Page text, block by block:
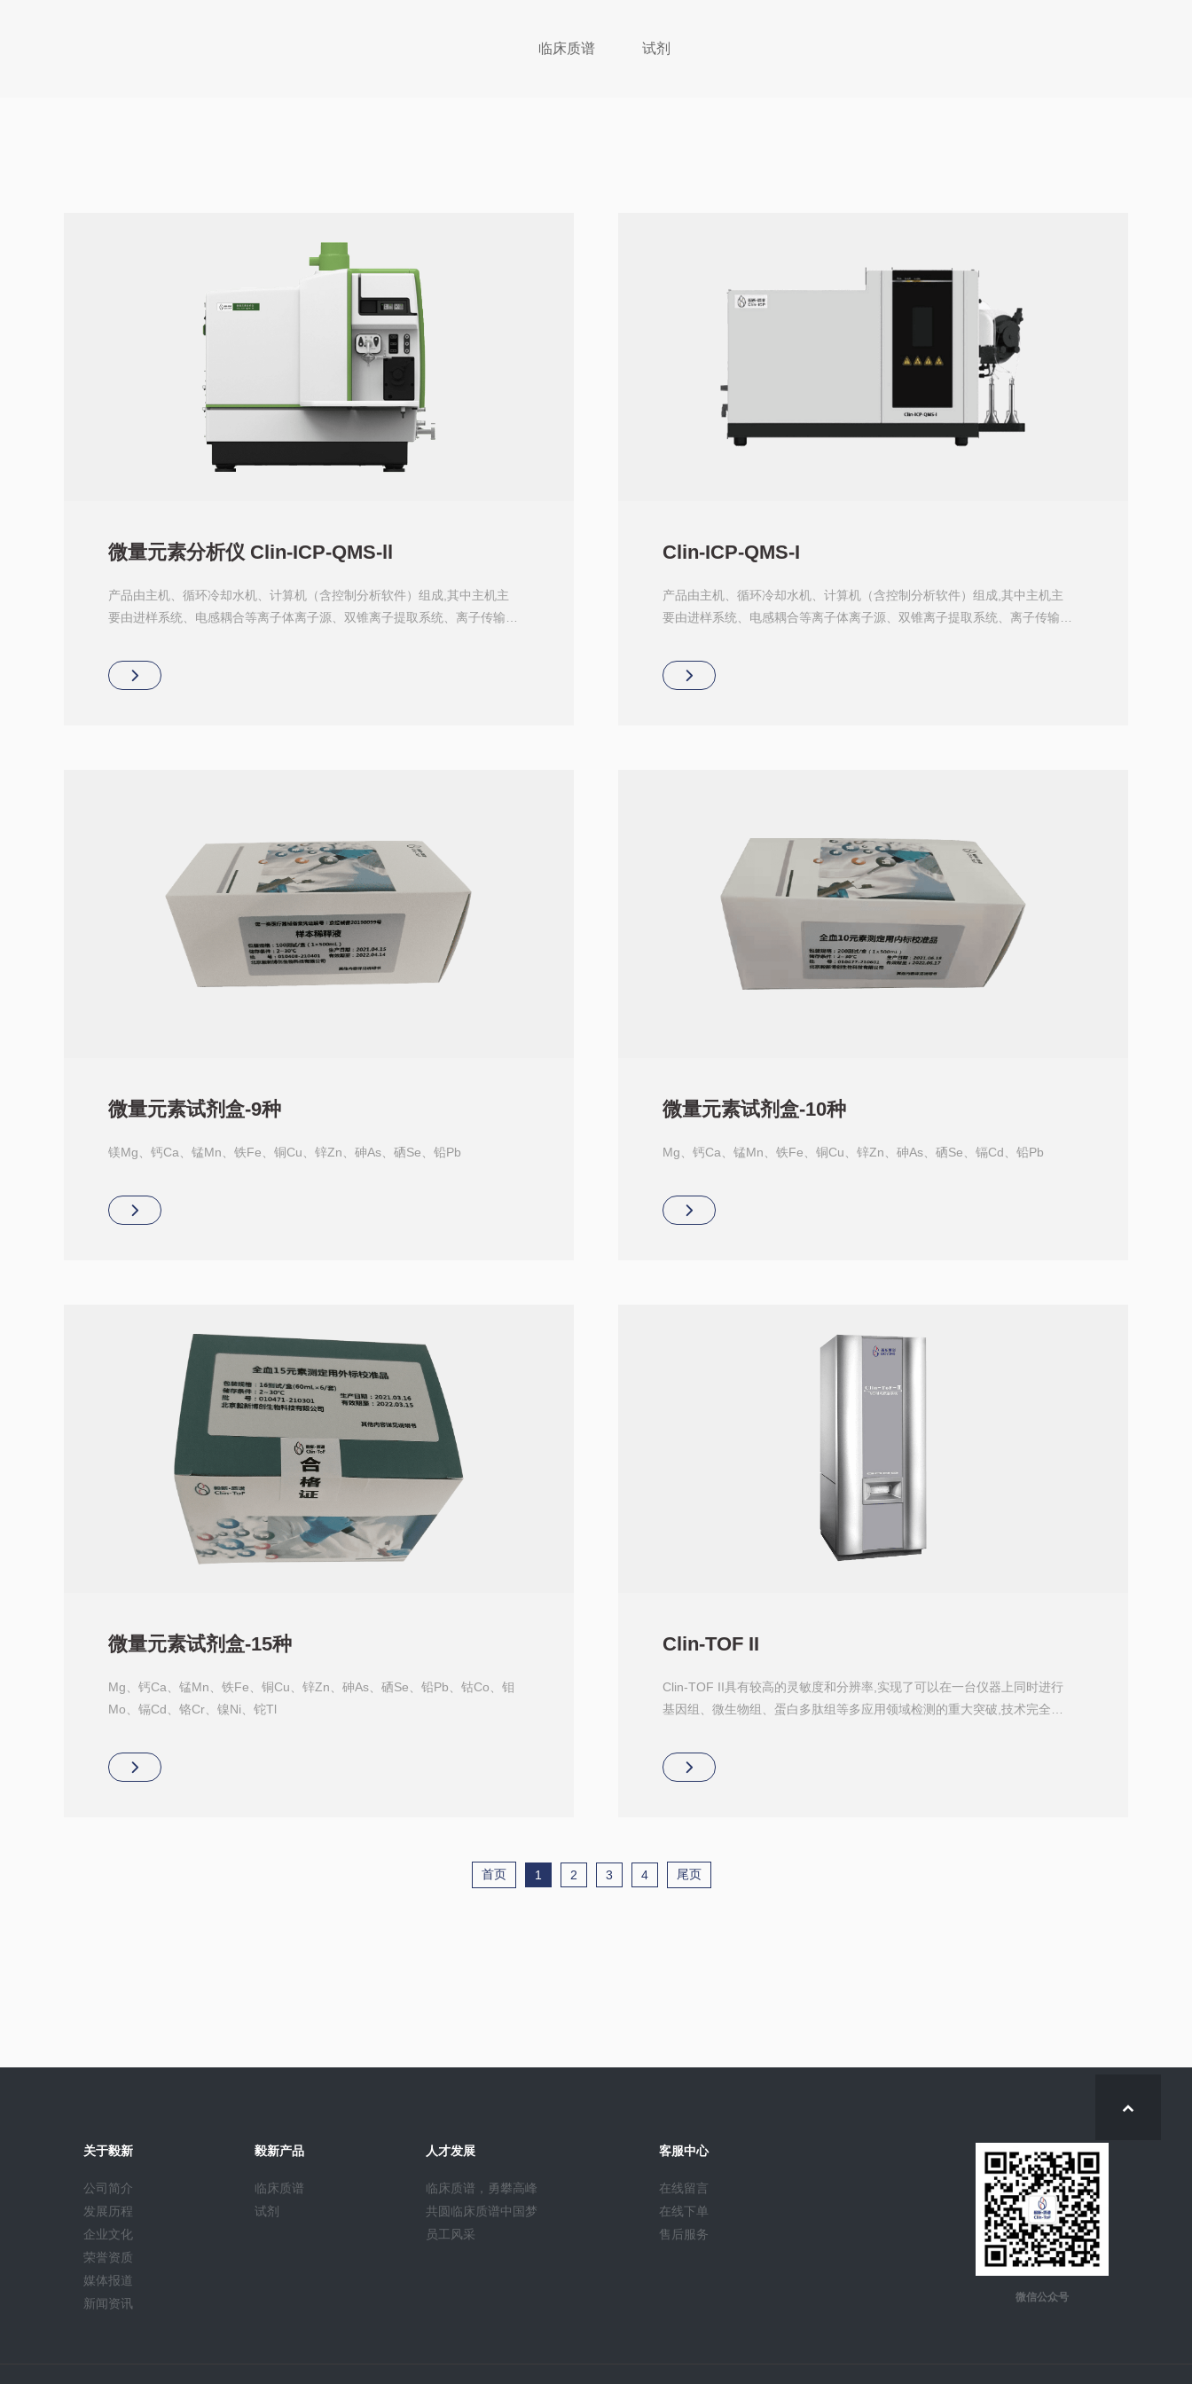
临床质谱 试剂
微量元素分析仪 Clin-ICP-QMS-ll
产品由主机、循环冷却水机、计算机（含控制分析软件）组成,其中主机主
要由进样系统、电感耦合等离子体离子源、双锥离子提取系统、离子传输系
Clin-ICP-QMS-I
产品由主机、循环冷却水机、计算机（含控制分析软件）组成,其中主机主
要由进样系统、电感耦合等离子体离子源、双锥离子提取系统、离子传输系
微量元素试剂盒-9种
镁Mg、钙Ca、锰Mn、铁Fe、铜Cu、锌Zn、砷As、硒Se、铅Pb
微量元素试剂盒-10种
Mg、钙Ca、锰Mn、铁Fe、铜Cu、锌Zn、砷As、硒Se、镉Cd、铅Pb
微量元素试剂盒-15种
Mg、钙Ca、锰Mn、铁Fe、铜Cu、锌Zn、砷As、硒Se、铅Pb、钴Co、钼
Mo、镉Cd、铬Cr、镍Ni、铊Tl
Clin-TOF II
Clin-TOF II具有较高的灵敏度和分辨率,实现了可以在一台仪器上同时进行
基因组、微生物组、蛋白多肽组等多应用领域检测的重大突破,技术完全达
品、检测项目及科研服务,配合核酸质谱检测灵敏度高、稳定性好等特点,为
临床基因检测提供了新的思路和方法。
首页 1 2 3 4 尾页
关于毅新
公司简介
发展历程
企业文化
荣誉资质
媒体报道
新闻资讯
毅新产品
临床质谱
试剂
人才发展
临床质谱，勇攀高峰
共圆临床质谱中国梦
员工风采
客服中心
在线留言
在线下单
售后服务
微信公众号